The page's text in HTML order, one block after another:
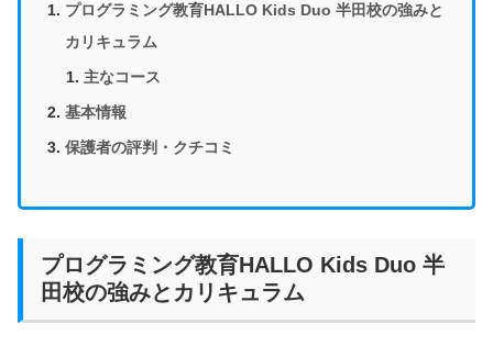
プログラミング教育HALLO Kids Duo 半田校の強みと
カリキュラム
主なコース
基本情報
保護者の評判・クチコミ
プログラミング教育HALLO Kids Duo 半
田校の強みとカリキュラム